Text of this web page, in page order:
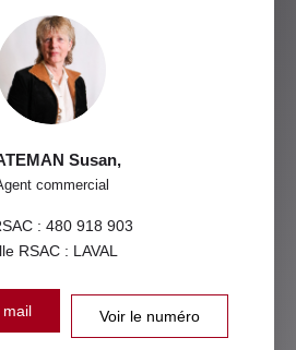
Susan,
commercial
: 480 918 903
RSAC : LAVAL
Voir le numéro